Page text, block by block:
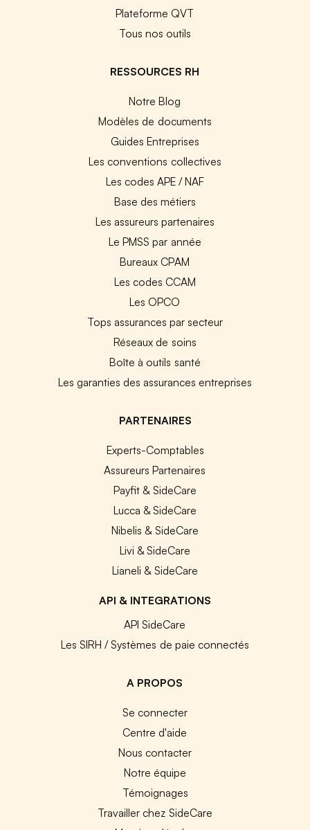
Plateforme QVT
Tous nos outils
RESSOURCES RH
Notre Blog
Modèles de documents
Guides Entreprises
Les conventions collectives
Les codes APE / NAF
Base des métiers
Les assureurs partenaires
Le PMSS par année
Bureaux CPAM
Les codes CCAM
Les OPCO
Tops assurances par secteur
Réseaux de soins
Boîte à outils santé
Les garanties des assurances entreprises
PARTENAIRES
Experts-Comptables
Assureurs Partenaires
Payfit & SideCare
Lucca & SideCare
Nibelis & SideCare
Livi & SideCare
Lianeli & SideCare
API & INTEGRATIONS
API SideCare
Les SIRH / Systèmes de paie connectés
A PROPOS
Se connecter
Centre d'aide
Nous contacter
Notre équipe
Témoignages
Travailler chez SideCare